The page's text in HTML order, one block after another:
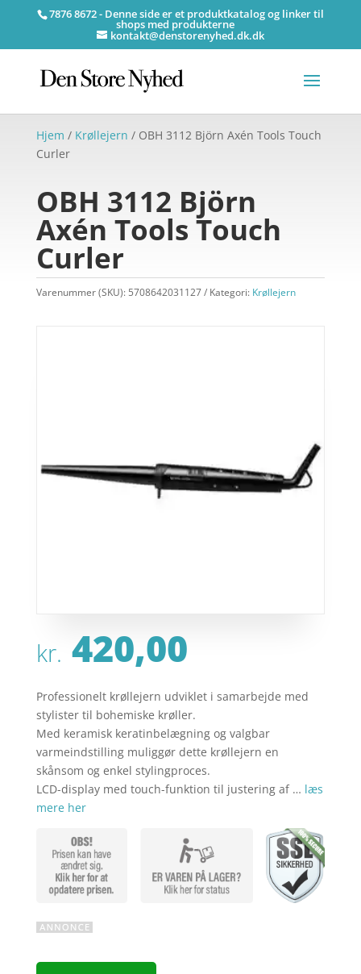
7876 8672 - Denne side er et produktkatalog og linker til
shops med produkterne
kontakt@denstorenyhed.dk.dk
Hjem / Krøllejern / OBH 3112 Björn Axén Tools Touch
Curler
OBH 3112 Björn
Axén Tools Touch
Curler
Varenummer (SKU): 5708642031127 Kategori: Krøllejern
kr. 420,00
Professionelt krøllejern udviklet i samarbejde med
stylister til bohemiske krøller.
Med keramisk keratinbelægning og valgbar
varmeindstilling muliggør dette krøllejern en
skånsom og enkel stylingproces.
LCD-display med touch-funktion til justering af … læs
mere her